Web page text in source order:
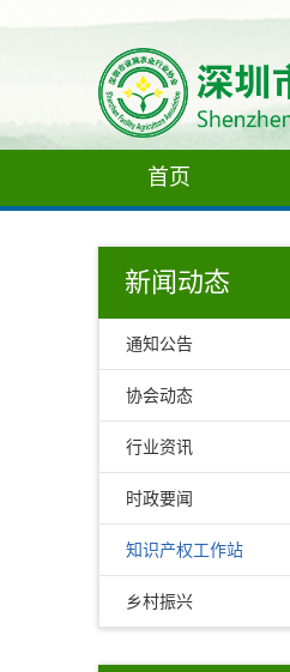
首页
新闻动态
通知公告
协会动态
行业资讯
时政要闻
知识产权工作站
乡村振兴